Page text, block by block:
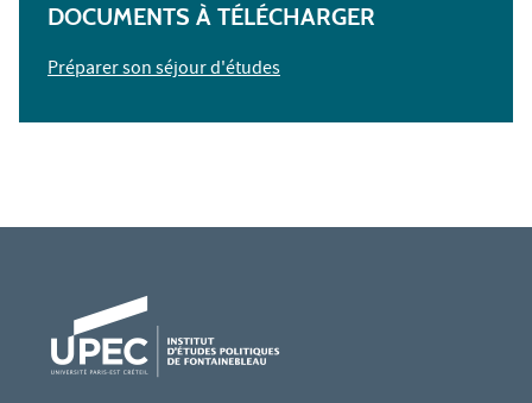
DOCUMENTS À TÉLÉCHARGER
Préparer son séjour d'études